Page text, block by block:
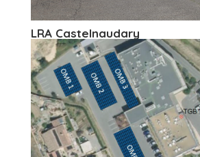
LRA Castelnaudary